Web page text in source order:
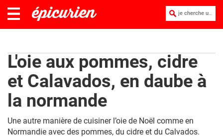
je cherche une recette :
L'oie aux pommes, cidre
et Calavados, en daube à
la normande
Une autre manière de cuisiner l’oie de Noël comme en
Normandie avec des pommes, du cidre et du Calvados.